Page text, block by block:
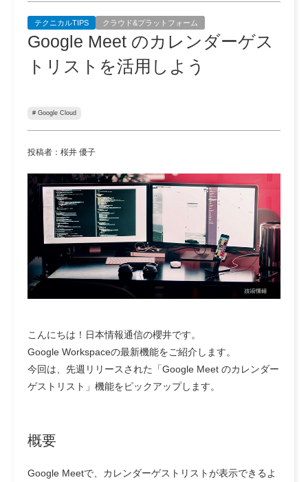
テクニカルTIPS クラウド&プラットフォーム
Google Meet のカレンダーゲス
トリストを活用しよう
# Google Cloud
投稿者：桜井 優子
こんにちは！日本情報通信の櫻井です。
Google Workspaceの最新機能をご紹介します。
今回は、先週リリースされた「Google Meet のカレンダー
ゲストリスト」機能をピックアップします。
概要
Google Meetで、カレンダーゲストリストが表示できるよ